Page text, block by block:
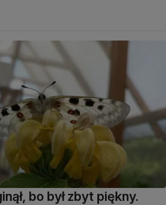
bo był zbyt piękny.